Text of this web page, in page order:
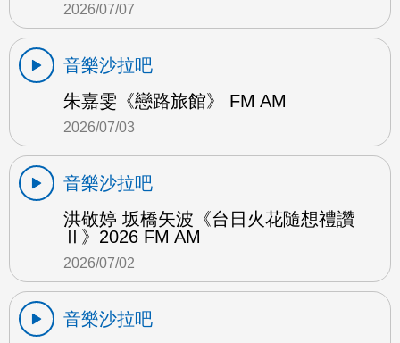
2026/07/07
音樂沙拉吧
朱嘉雯《戀路旅館》 FM AM
2026/07/03
音樂沙拉吧
洪敬婷 坂橋矢波《台日火花隨想禮讚
Ⅱ》2026 FM AM
2026/07/02
音樂沙拉吧